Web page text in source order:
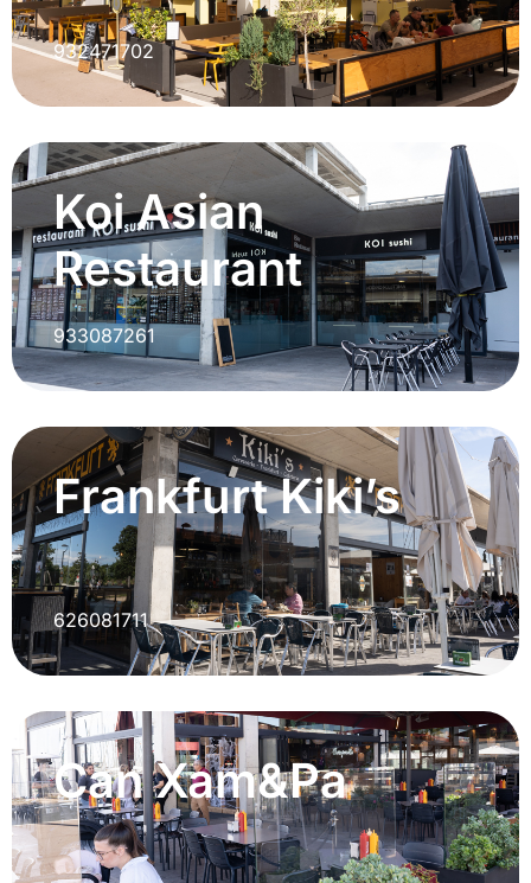
932471702
Koi Asian
Restaurant
933087261
Frankfurt Kiki’s
626081711
Can Xam&Pa